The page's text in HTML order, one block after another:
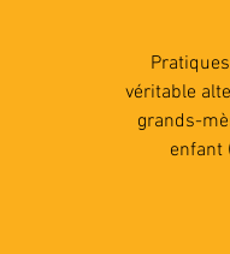
véritable
grands-
enfant